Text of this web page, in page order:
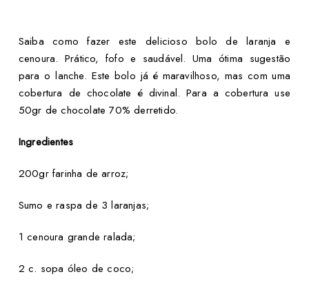
Saiba como fazer este delicioso bolo de laranja e
cenoura. Prático, fofo e saudável. Uma ótima sugestão
para o lanche. Este bolo já é maravilhoso, mas com uma
cobertura de chocolate é divinal. Para a cobertura use
50gr de chocolate 70% derretido.
Ingredientes
200gr farinha de arroz;
Sumo e raspa de 3 laranjas;
1 cenoura grande ralada;
2 c. sopa óleo de coco;